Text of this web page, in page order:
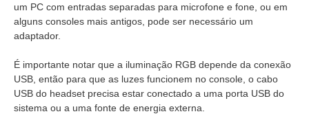
um PC com entradas separadas para microfone e fone, ou em
alguns consoles mais antigos, pode ser necessário um
adaptador.
É importante notar que a iluminação RGB depende da conexão
USB, então para que as luzes funcionem no console, o cabo
USB do headset precisa estar conectado a uma porta USB do
sistema ou a uma fonte de energia externa.